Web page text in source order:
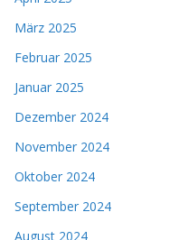
März 2025
Februar 2025
Januar 2025
Dezember 2024
November 2024
Oktober 2024
September 2024
August 2024